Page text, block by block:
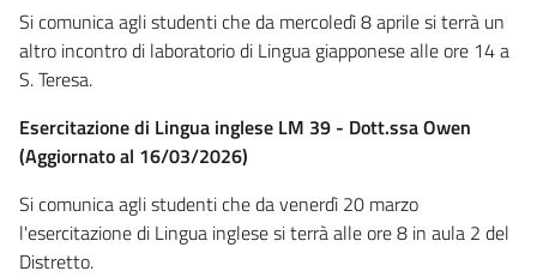
Si comunica agli studenti che da mercoledì 8 aprile si terrà un
altro incontro di laboratorio di Lingua giapponese alle ore 14 a
S. Teresa.
Esercitazione di Lingua inglese LM 39 - Dott.ssa Owen
(Aggiornato al 16/03/2026)
Si comunica agli studenti che da venerdì 20 marzo
l'esercitazione di Lingua inglese si terrà alle ore 8 in aula 2 del
Distretto.